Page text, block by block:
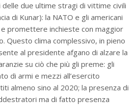
due ultime stragi di vittime civili
di Kunar): la NATO e gli americani
promettere inchieste con maggior
Questo clima complessivo, in pieno
al presidente afgano di alzare la
su ciò che più gli preme: gli
di armi e mezzi all’esercito
almeno sino al 2020; la presenza di
ma di fatto presenza